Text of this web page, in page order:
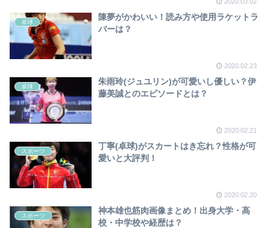
2020.03.02
卓球
陳夢がかわいい！読み方や使用ラケットラ
バーは？
2020.02.23
卓球
朱雨玲(ジュユリン)が可愛いし優しい？伊
藤美誠とのエピソードとは？
2020.02.21
スポーツ
丁寧(卓球)がスカートはき忘れ？性格が可
愛いと大評判！
2020.02.20
スポーツ
神本雄也筋肉画像まとめ！出身大学・高
校・中学校や経歴は？